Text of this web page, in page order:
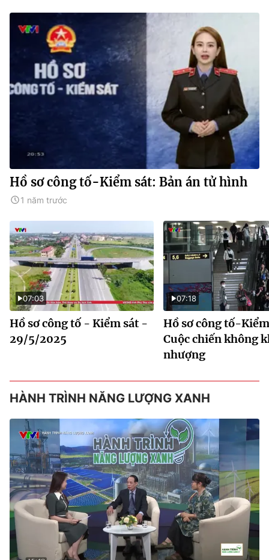
Hồ sơ công tố-Kiểm sát: Bản án tử hình
1 năm trước
07:03
Hồ sơ công tố - Kiểm sát -
29/5/2025
07:18
Hồ sơ công tố-
Cuộc chiến không
nhượng
HÀNH TRÌNH NĂNG LƯỢNG XANH